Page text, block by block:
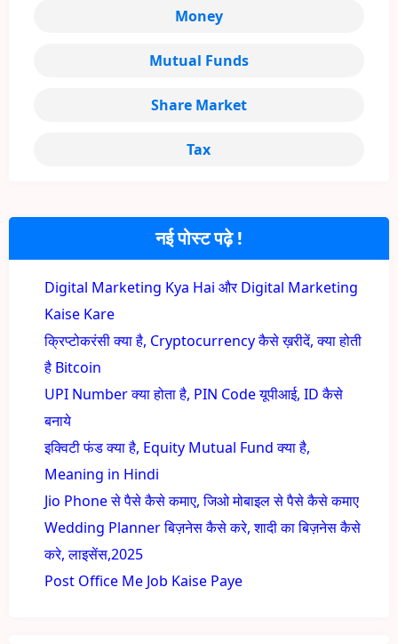
नई पोस्ट पढ़े !
Digital Marketing Kya Hai और Digital Marketing
Kaise Kare
क्रिप्टोकरंसी क्या है, Cryptocurrency कैसे ख़रीदें, क्या होती
है Bitcoin
UPI Number क्या होता है, PIN Code यूपीआई, ID कैसे
बनाये
इक्विटी फंड क्या है, Equity Mutual Fund क्या है,
Meaning in Hindi
Jio Phone से पैसे कैसे कमाए, जिओ मोबाइल से पैसे कैसे कमाए
Wedding Planner बिज़नेस कैसे करे, शादी का बिज़नेस कैसे
करे, लाइसेंस,2025
Post Office Me Job Kaise Paye
Money
Mutual Funds
Share Market
Tax